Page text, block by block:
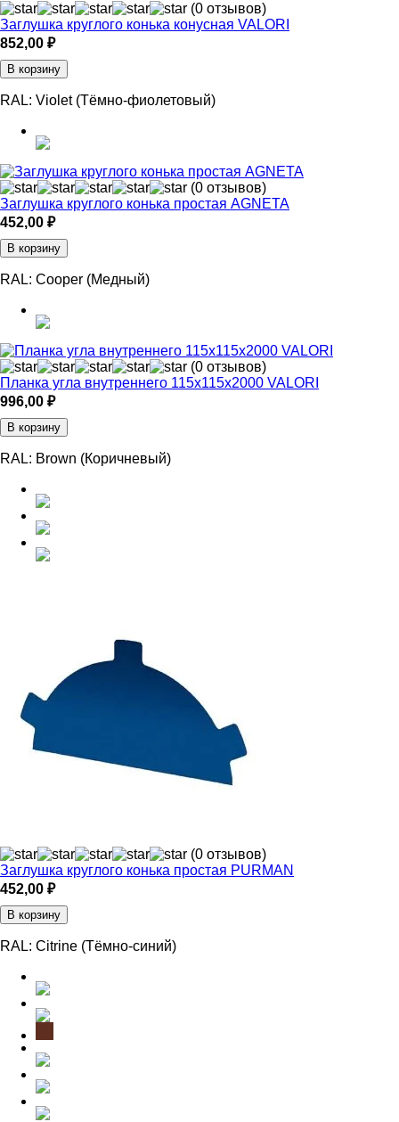
(0 отзывов)
Заглушка круглого конька конусная VALORI
852,00 ₽
В корзину
RAL: Violet (Тёмно-фиолетовый)
(0 отзывов)
Заглушка круглого конька простая AGNETA
452,00 ₽
В корзину
RAL: Cooper (Медный)
(0 отзывов)
Планка угла внутреннего 115х115х2000 VALORI
996,00 ₽
В корзину
RAL: Brown (Коричневый)
(0 отзывов)
Заглушка круглого конька простая PURMAN
452,00 ₽
В корзину
RAL: Citrine (Тёмно-синий)